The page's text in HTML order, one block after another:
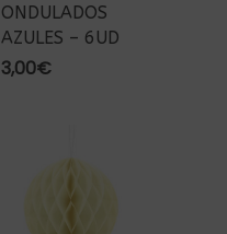
ONDULADOS
AZULES – 6UD
3,00€